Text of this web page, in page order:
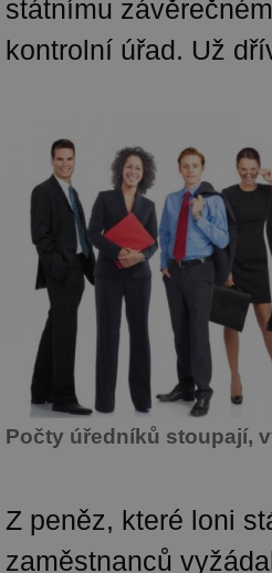
státnímu
kontrolní úřad. Už
Počty úředníků stoupají,
Z peněz, které loni
zaměstnanců